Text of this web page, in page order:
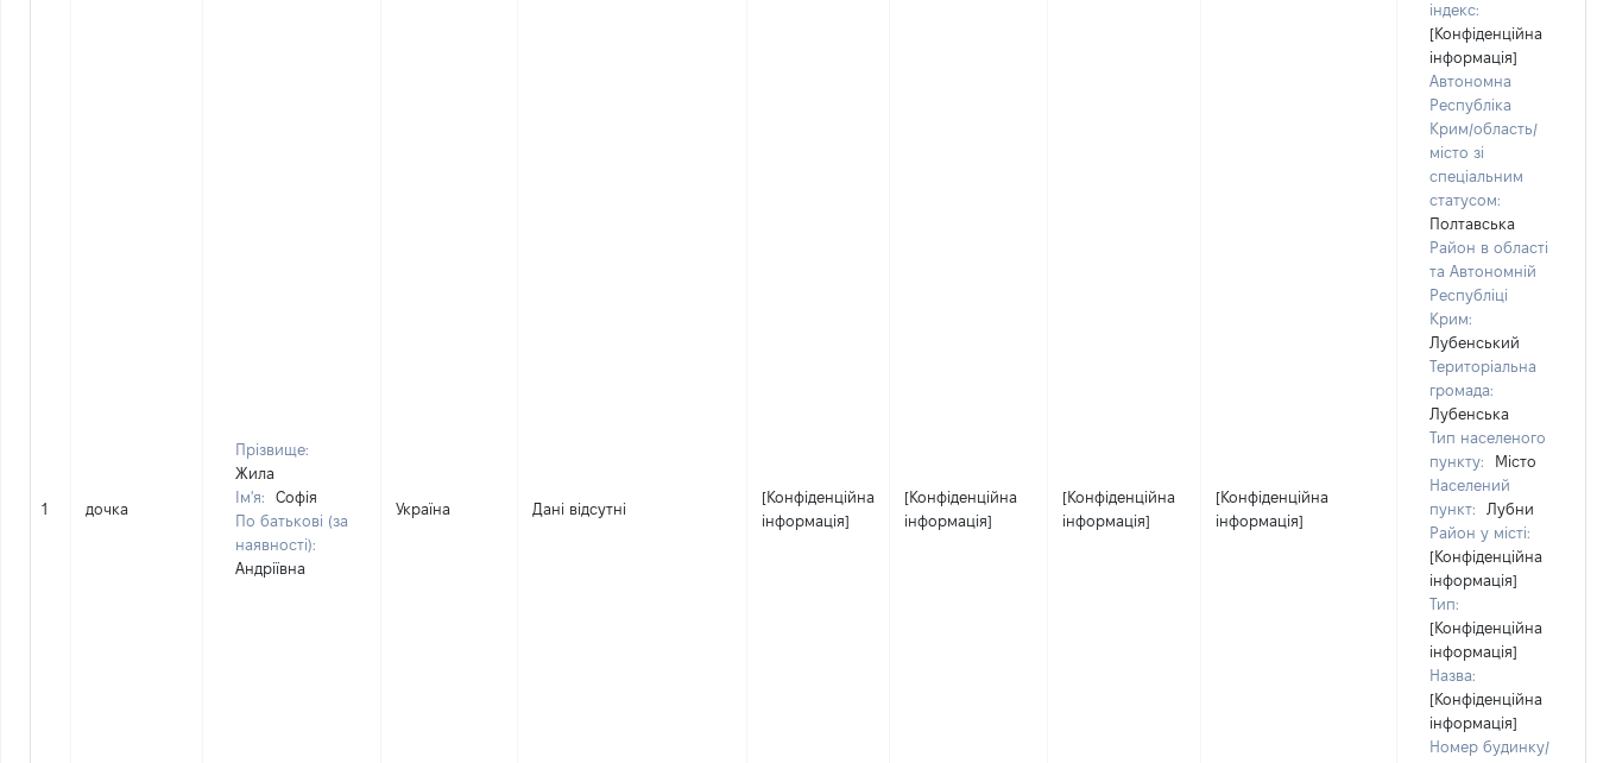
1 дочка
Прізвище:
Жила
Ім'я:
Софія
По батькові (за
наявності):
Андріївна
Україна Дані відсутні
[Конфіденційна
інформація]
[Конфіденційна
інформація]
[Конфіденційна
інформація]
[Конфіденційна
інформація]
індекс:
[Конфіденційна
інформація]
Автономна
Республіка
Крим/область/
місто зі
спеціальним
статусом:
Полтавська
Район в області
та Автономній
Республіці
Крим:
Лубенський
Територіальна
громада:
Лубенська
Тип населеного
пункту:
Місто
Населений
пункт:
Лубни
Район у місті:
[Конфіденційна
інформація]
Тип:
[Конфіденційна
інформація]
Назва:
[Конфіденційна
інформація]
Номер будинку/